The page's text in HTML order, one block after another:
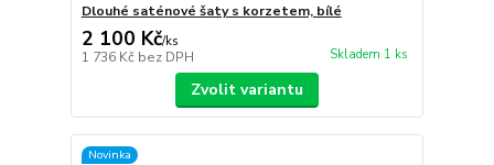
Dlouhé saténové šaty s korzetem, bílé
2 100 Kč/ks
1 736 Kč bez DPH Skladem 1 ks
Zvolit variantu
Novinka